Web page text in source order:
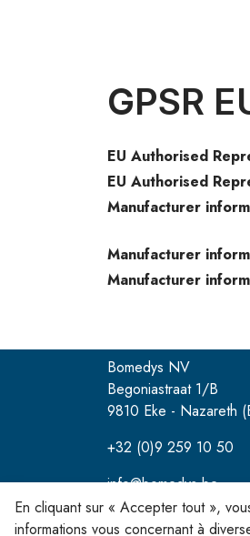
GPSR
EU Authorised
EU Authorised
Manufacturer
Manufacturer
Manufacturer
Bomedys NV
Begoniastraat 1/B
9810 Eke - Nazareth
+32 (0)9 259 10 50
info@bomedys.be
En cliquant sur « Accepter tout »,
informations vous concernant à